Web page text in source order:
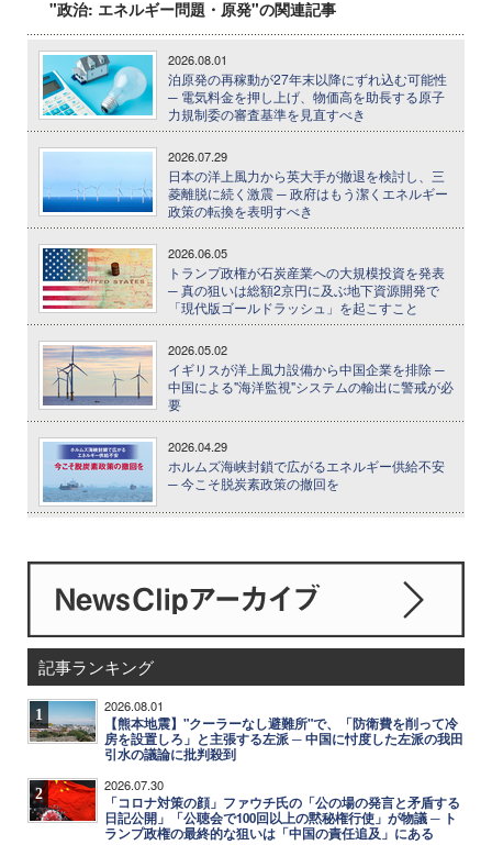
"政治: エネルギー問題・原発"の関連記事
2026.08.01
泊原発の再稼動が27年末以降にずれ込む可能性
─ 電気料金を押し上げ、物価高を助長する原子
力規制委の審査基準を見直すべき
2026.07.29
日本の洋上風力から英大手が撤退を検討し、三
菱離脱に続く激震 ─ 政府はもう潔くエネルギー
政策の転換を表明すべき
2026.06.05
トランプ政権が石炭産業への大規模投資を発表
─ 真の狙いは総額2京円に及ぶ地下資源開発で
「現代版ゴールドラッシュ」を起こすこと
2026.05.02
イギリスが洋上風力設備から中国企業を排除 ─
中国による"海洋監視"システムの輸出に警戒が必
要
2026.04.29
ホルムズ海峡封鎖で広がるエネルギー供給不安
─ 今こそ脱炭素政策の撤回を
記事ランキング
1 2026.08.01
【熊本地震】"クーラーなし避難所"で、「防衛費を削って冷
房を設置しろ」と主張する左派 ─ 中国に忖度した左派の我田
引水の議論に批判殺到
2 2026.07.30
「コロナ対策の顔」ファウチ氏の「公の場の発言と矛盾する
日記公開」「公聴会で100回以上の黙秘権行使」が物議 ─ ト
ランプ政権の最終的な狙いは「中国の責任追及」にある